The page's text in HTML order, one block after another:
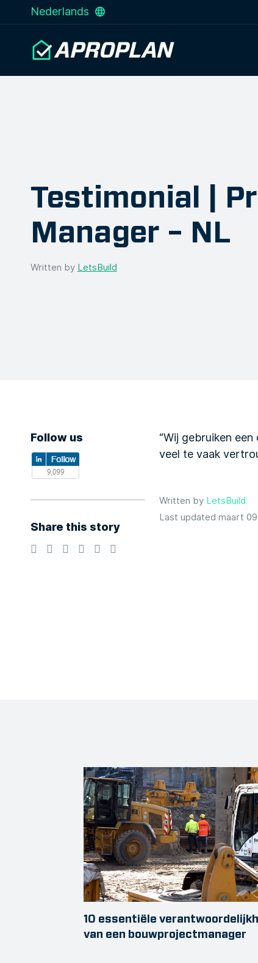
Nederlands
Testimonial |
Manager – NL
Written by LetsBuild
Follow us
Share this story
“Wij gebruiken
veel te vaak
Written by LetsBuild
Last updated maart
10 essentiële
van een bouwprojectmanager